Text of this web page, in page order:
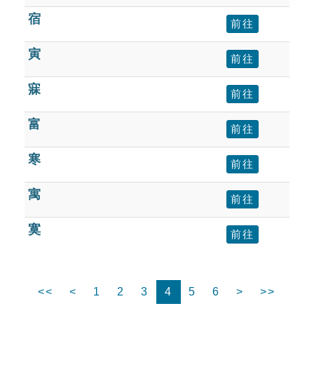
貓頭鷹博士
宿 前往
寅 前往
寐 前往
富 前往
寒 前往
寓 前往
寞 前往
<< < 1 2 3 4 5 6 > >>